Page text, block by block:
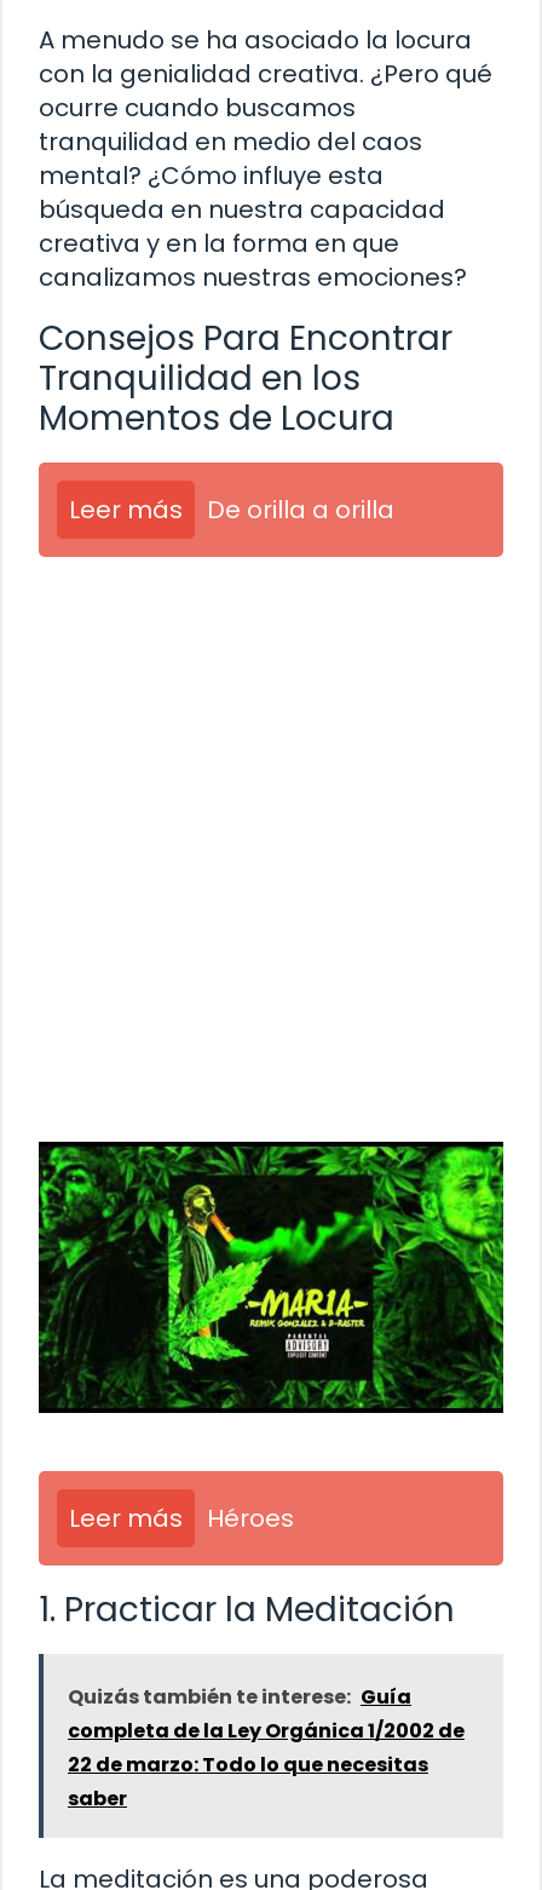
A menudo se ha asociado la locura
con la genialidad creativa. ¿Pero qué
ocurre cuando buscamos
tranquilidad en medio del caos
mental? ¿Cómo influye esta
búsqueda en nuestra capacidad
creativa y en la forma en que
canalizamos nuestras emociones?
Consejos Para Encontrar
Tranquilidad en los
Momentos de Locura
Leer más De orilla a orilla
Leer más Héroes
1. Practicar la Meditación
Quizás también te interese: Guía
completa de la Ley Orgánica 1/2002 de
22 de marzo: Todo lo que necesitas
saber
La meditación es una poderosa